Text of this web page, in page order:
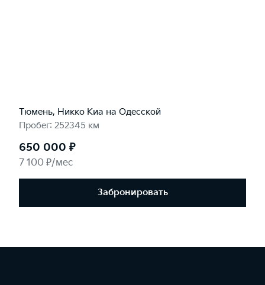
Тюмень, Никко Kиа на Одесской
Пробег: 252345 км
650 000 ₽
7 100 ₽/мес
Забронировать